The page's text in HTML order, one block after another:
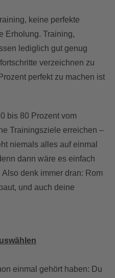
keine perfekte
Erholung. Training,
lediglich gut genug
verzeichnen zu
perfekt zu machen ist
bis 80 Prozent vom
Trainingsziele erreichen –
niemals alles auf einmal
dann wäre es einfach
denk immer dran: Rom
und auch deine
einmal gehört haben: Du